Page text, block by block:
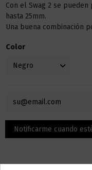
Con el Swag 2 se pueden
hasta 25mm.
Una buena combinación
Color